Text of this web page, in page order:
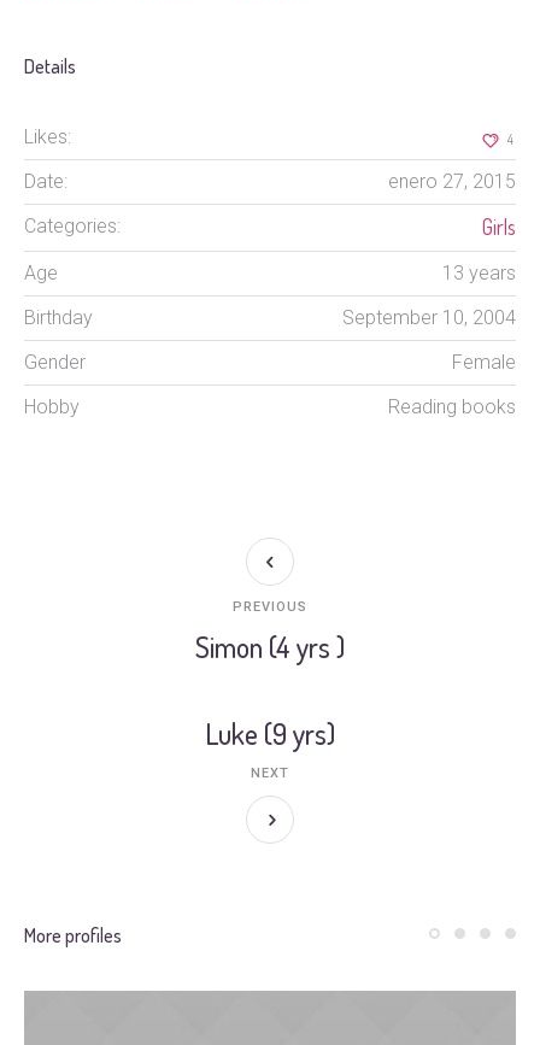
Details
Likes: 4
Date:
enero 27, 2015
Categories:
Girls
Age
13 years
Birthday
September 10, 2004
Gender
Female
Hobby
Reading books
Simon (4 yrs )
PREVIOUS
Luke (9 yrs)
NEXT
More profiles